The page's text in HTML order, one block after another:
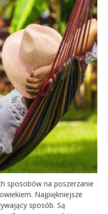
sposobów na poszerzanie
Najpiękniejsze
sposób. Są